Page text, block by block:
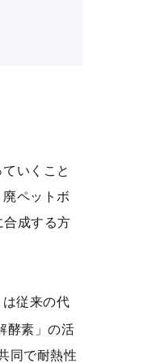
いくこと
ペットボ
成する方
従来の代
酵素」の活
同で耐熱性